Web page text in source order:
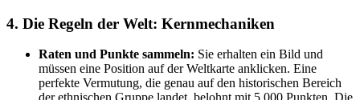
4. Die Regeln der Welt: Kernmechaniken
Raten und Punkte sammeln: Sie erhalten ein Bild und
müssen eine Position auf der Weltkarte anklicken. Eine
perfekte Vermutung, die genau auf den historischen Bereich